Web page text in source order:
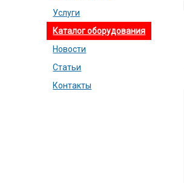
Услуги
Каталог оборудования
Новости
Статьи
Контакты